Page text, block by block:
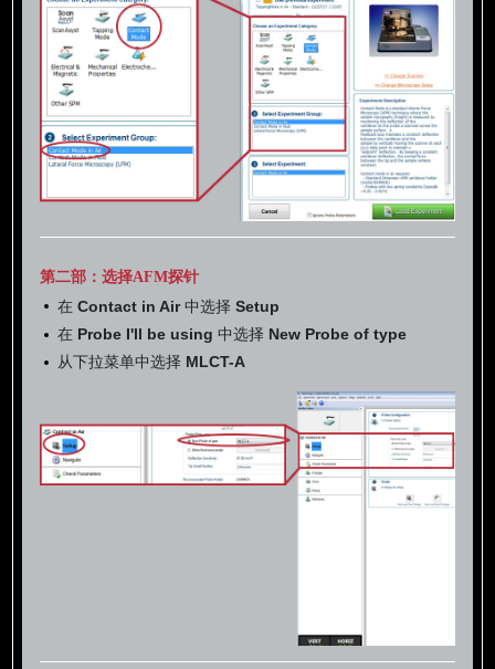
第二部：选择AFM探针
在 Contact in Air中选择 Setup
在 Probe I'll be using 中选择 New Probe of type
从下拉菜单中选择 MLCT-A